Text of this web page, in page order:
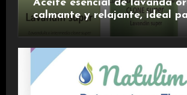
Aceite esencial de lavanda
calmante y relajante, ideal